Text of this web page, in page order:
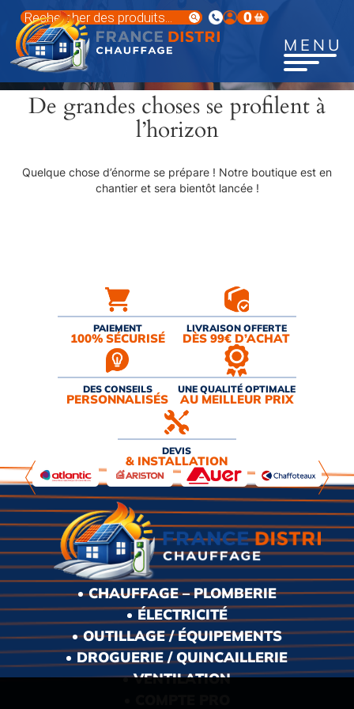
contenu
principal
Recherche
de
produits
0
MENU
De grandes choses se profilent à
l’horizon
Quelque chose d’énorme se prépare ! Notre boutique est en
chantier et sera bientôt lancée !
PAIEMENT
100% SÉCURISÉ
LIVRAISON OFFERTE
DÈS 99€ D’ACHAT
DES CONSEILS
PERSONNALISÉS
UNE QUALITÉ OPTIMALE
AU MEILLEUR PRIX
DEVIS
& INSTALLATION
CHAUFFAGE – PLOMBERIE
ÉLECTRICITÉ
OUTILLAGE / ÉQUIPEMENTS
DROGUERIE / QUINCAILLERIE
VENTILATION